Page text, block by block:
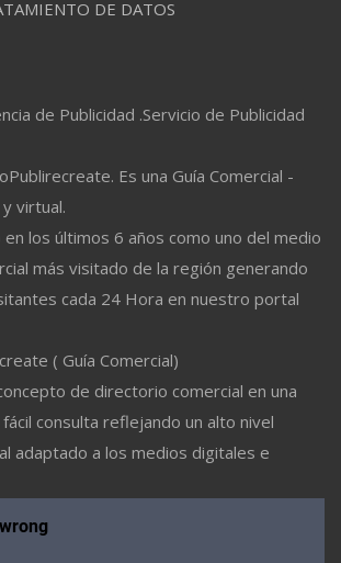
DE DATOS
de Publicidad .Servicio de Publicidad
Es una Guía Comercial -
virtual.
en los últimos 6 años como uno del medio
más visitado de la región generando
cada 24 Hora en nuestro portal
( Guía Comercial)
de directorio comercial en una
consulta reflejando un alto nivel
adaptado a los medios digitales e